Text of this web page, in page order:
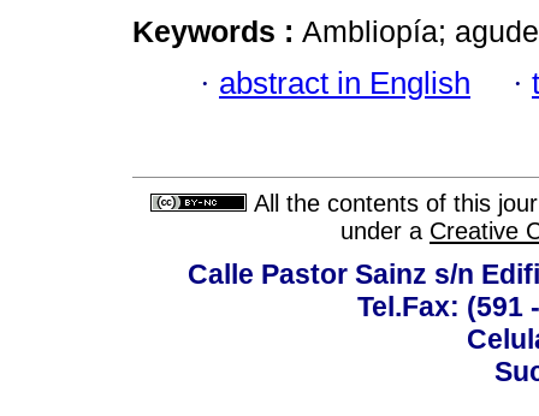
Keywords : Ambliopía;
· abstract in English ·
All the contents of this
under a Creative
Calle Pastor Sainz s/n
Tel.Fax: (591